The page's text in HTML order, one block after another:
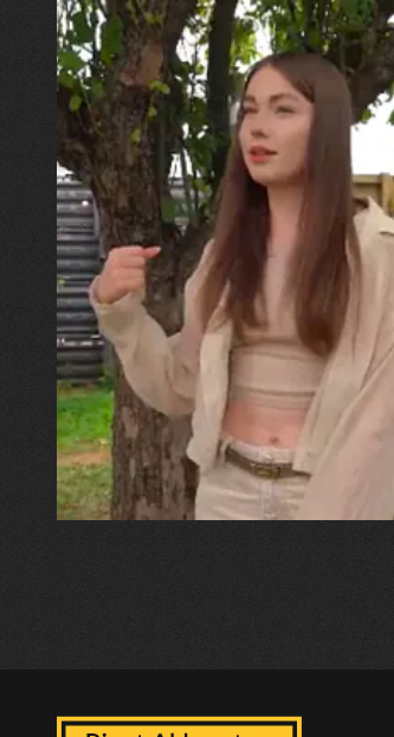
30.07.2026
Калина, Дарина та Віра Папроцькі
"Хвиля була, як від
прозора і велика… Я
встигла схопити